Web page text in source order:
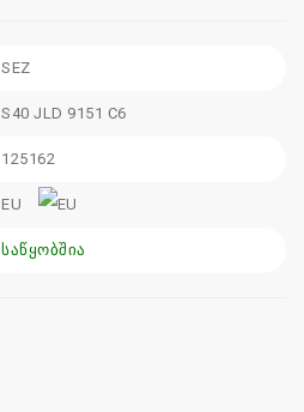
SEZ
S40 JLD 9151 C6
125162
EU
საწყობშია